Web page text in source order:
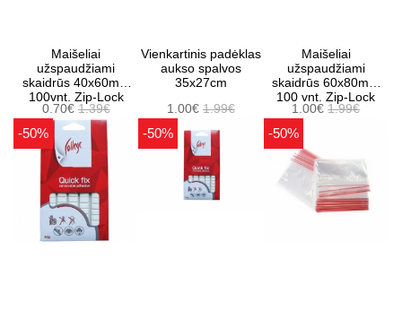
Maišeliai
užspaudžiami
skaidrūs 40x60mm
100vnt. Zip-Lock
0.70€1.39€
Vienkartinis padėklas
aukso spalvos
35x27cm
1.00€ 1.99€
Maišeliai
užspaudžiami
skaidrūs 60x80mm
100 vnt. Zip-Lock
1.00€1.99€
-50% -50% -50%